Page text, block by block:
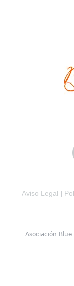
Aviso Legal |
Asociación